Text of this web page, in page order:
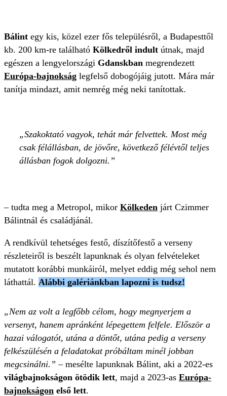
Bálint egy kis, közel ezer fős településről, a Budapesttől
kb. 200 km-re található Kölkedről indult útnak, majd
egészen a lengyelországi Gdanskban megrendezett
Európa-bajnokság legfelső dobogójáig jutott. Mára már
tanítja mindazt, amit nemrég még neki tanítottak.
Szakoktató vagyok, tehát már felvettek. Most még
csak félállásban, de jövőre, következő félévtől teljes
állásban fogok dolgozni.
– tudta meg a Metropol, mikor Kölkeden járt Czimmer
Bálintnál és családjánál.
A rendkívül tehetséges festő, díszítőfestő a verseny
részleteiről is beszélt lapunknak és olyan felvételeket
mutatott korábbi munkáiról, melyet eddig még sehol nem
láthattál. Alábbi galériánkban lapozni is tudsz!
„Nem az volt a legfőbb célom, hogy megnyerjem a
versenyt, hanem apránként lépegettem felfele. Először a
hazai válogatót, utána a döntőt, utána pedig a verseny
felkészülésén a feladatokat próbáltam minél jobban
megcsinálni.”– mesélte lapunknak Bálint, aki a 2022-es
világbajnokságon ötödik lett, majd a 2023-as Európa-
bajnokságon első lett.